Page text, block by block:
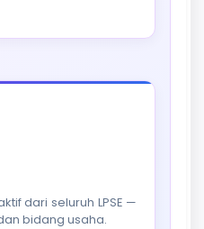
dari seluruh LPSE —
bidang usaha.